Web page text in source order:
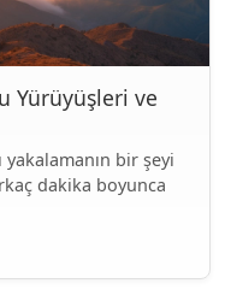
Yürüyüşleri ve
yakalamanın bir şeyi
dakika boyunca